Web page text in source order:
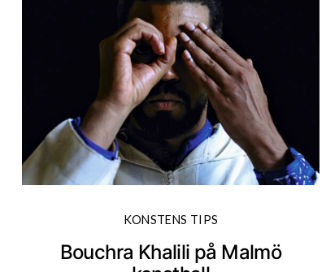
KONSTENS TIPS
Bouchra Khalili på Malmö